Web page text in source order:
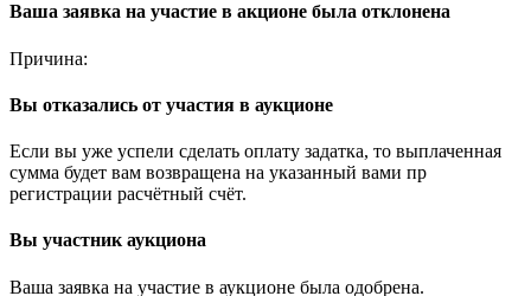
Ваша заявка на участие в акционе была отклонена
Причина:
Вы отказались от участия в аукционе
Если вы уже успели сделать оплату задатка, то выплаченная
сумма будет вам возвращена на указанный вами пр
регистрации расчётный счёт.
Вы участник аукциона
Ваша заявка на участие в аукционе была одобрена.